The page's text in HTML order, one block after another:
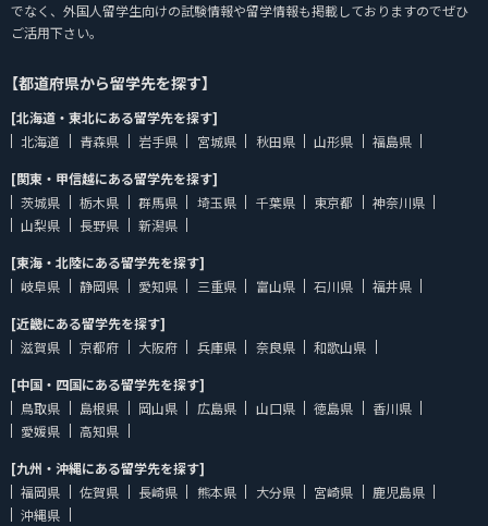
でなく、外国人留学生向けの試験情報や留学情報も掲載しておりますのでぜひ
ご活用下さい。
【都道府県から留学先を探す】
[北海道・東北にある留学先を探す]
北海道
青森県 岩手県 宮城県 秋田県 山形県
福島県
[関東・甲信越にある留学先を探す]
茨城県
栃木県 群馬県 埼玉県 千葉県 東京都
神奈川県
山梨県
長野県
新潟県
[東海・北陸にある留学先を探す]
岐阜県
静岡県 愛知県 三重県 富山県 石川県
福井県
[近畿にある留学先を探す]
滋賀県
京都府 大阪府 兵庫県 奈良県
和歌山県
[中国・四国にある留学先を探す]
鳥取県
島根県 岡山県 広島県 山口県 徳島県
香川県
愛媛県
高知県
[九州・沖縄にある留学先を探す]
福岡県
佐賀県 長崎県 熊本県 大分県 宮崎県
鹿児島県
沖縄県